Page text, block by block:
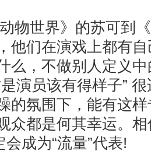
物世界》的苏可到
他们在演戏上都有
么，不做别人定义
演员该有得样子”
的氛围下，能有这
众都是何其幸运。
会成为“流量”代表!